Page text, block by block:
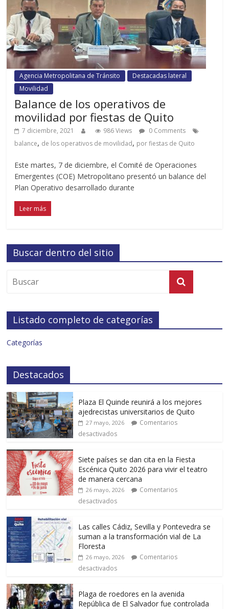
Agencia Metropolitana de Tránsito
Destacadas lateral
Movilidad
Balance de los operativos de
movilidad por fiestas de Quito
7 diciembre, 2021 986 Views
0 Comments
balance, de los operativos de movilidad, por fiestas de Quito
Este martes, 7 de diciembre, el Comité de Operaciones
Emergentes (COE) Metropolitano presentó un balance del
Plan Operativo desarrollado durante
Leer más
Buscar dentro del sitio
Listado completo de categorías
Categorías
Destacados
Plaza El Quinde reunirá a los mejores
ajedrecistas universitarios de Quito
27 mayo, 2026
Comentarios
desactivados
Siete países se dan cita en la Fiesta
Escénica Quito 2026 para vivir el teatro
de manera cercana
26 mayo, 2026
Comentarios
desactivados
Las calles Cádiz, Sevilla y Pontevedra se
suman a la transformación vial de La
Floresta
26 mayo, 2026
Comentarios
desactivados
Plaga de roedores en la avenida
República de El Salvador fue controlada